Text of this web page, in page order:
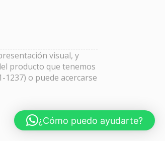
visual, y
producto que tenemos
o puede acercarse
¿Cómo puedo ayudarte?